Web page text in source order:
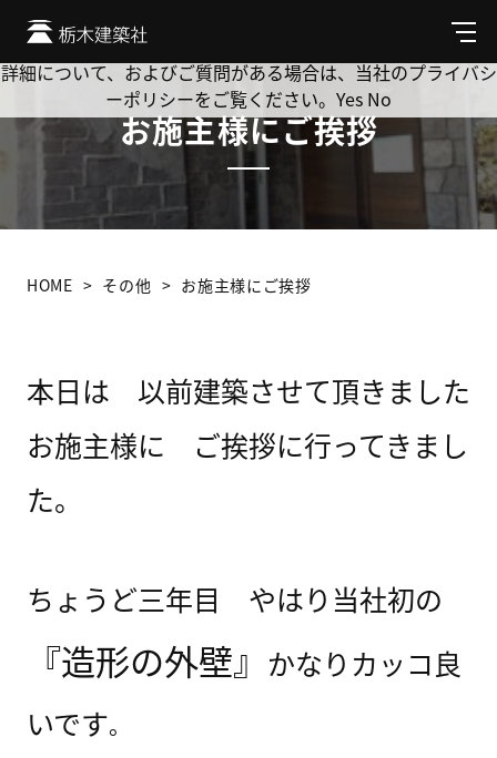
メ
ニ
ュ
お施主様にご挨拶
HOME その他 お施主様にご挨拶
本日は 以前建築させて頂きました
お施主様に ご挨拶に行ってきまし
た。
ちょうど三年目 やはり当社初の
『造形の外壁』 かなりカッコ良
いです。
Cookie を使用して、お客様の活動を追跡してもよろしいです
か? 当社ではお客様のプライバシーを極めて重視しています。
詳細について、およびご質問がある場合は、当社のプライバシ
ーポリシーをご覧ください。 Yes No